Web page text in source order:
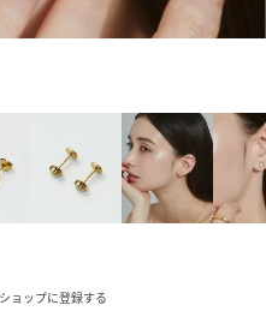
ョップに登録する